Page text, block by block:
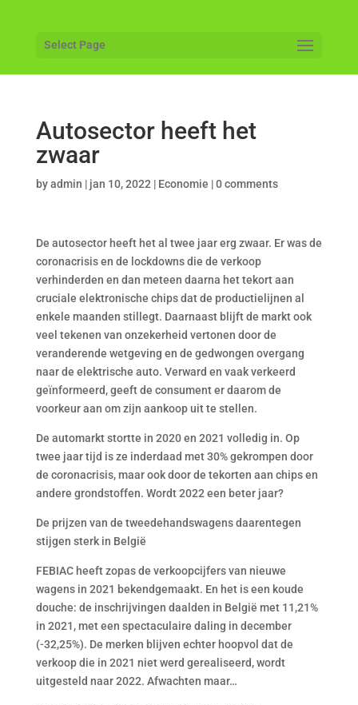
Select Page
Autosector heeft het
zwaar
byadmin | jan 10, 2022 | Economie |0 comments
De autosector heeft het al twee jaar erg zwaar. Er was de
coronacrisis en de lockdowns die de verkoop
verhinderden en dan meteen daarna het tekort aan
cruciale elektronische chips dat de productielijnen al
enkele maanden stillegt. Daarnaast blijft de markt ook
veel tekenen van onzekerheid vertonen door de
veranderende wetgeving en de gedwongen overgang
naar de elektrische auto. Verward en vaak verkeerd
geïnformeerd, geeft de consument er daarom de
voorkeur aan om zijn aankoop uit te stellen.
De automarkt stortte in 2020 en 2021 volledig in. Op
twee jaar tijd is ze inderdaad met 30% gekrompen door
de coronacrisis, maar ook door de tekorten aan chips en
andere grondstoffen. Wordt 2022 een beter jaar?
De prijzen van de tweedehandswagens daarentegen
stijgen sterk in België
FEBIAC heeft zopas de verkoopcijfers van nieuwe
wagens in 2021 bekendgemaakt. En het is een koude
douche: de inschrijvingen daalden in België met 11,21%
in 2021, met een spectaculaire daling in december
(-32,25%). De merken blijven echter hoopvol dat de
verkoop die in 2021 niet werd gerealiseerd, wordt
uitgesteld naar 2022. Afwachten maar…